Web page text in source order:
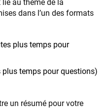
au thème de la
dans l’un des formats
plus temps pour
temps pour questions)
un résumé pour votre